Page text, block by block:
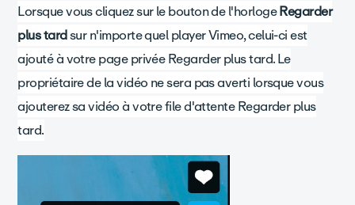
Lorsque vous cliquez sur le bouton de l'horlogeRegarder
plus tardsur n'importe quel player Vimeo, celui-ci est
ajouté à votre page privée Regarder plus tard. Le
propriétaire de la vidéo ne sera pas averti lorsque vous
ajouterez sa vidéo à votre file d'attente Regarder plus
tard.